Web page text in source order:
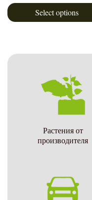
Select options
Растения от
производителя